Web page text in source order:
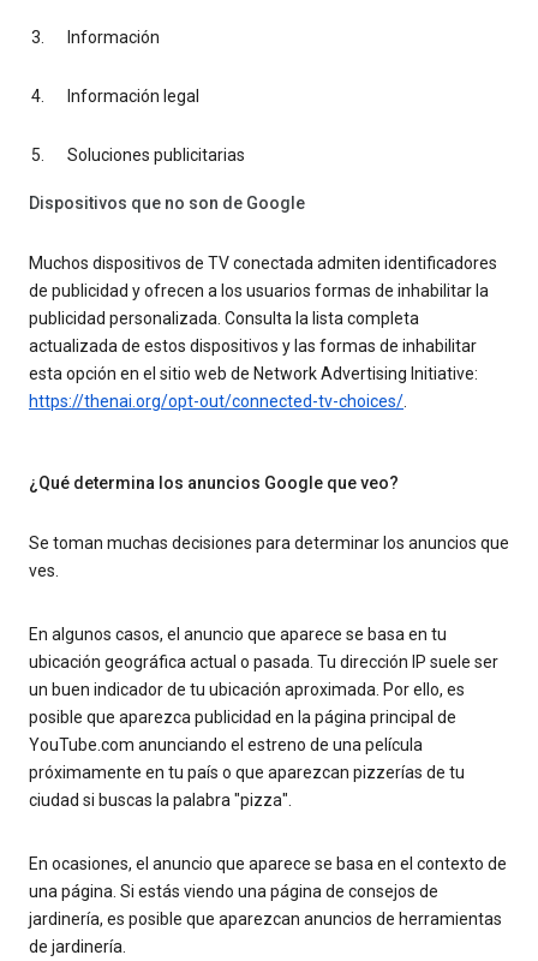
Información
Información legal
Soluciones publicitarias
Dispositivos que no son de Google
Muchos dispositivos de TV conectada admiten identificadores
de publicidad y ofrecen a los usuarios formas de inhabilitar la
publicidad personalizada. Consulta la lista completa
actualizada de estos dispositivos y las formas de inhabilitar
esta opción en el sitio web de Network Advertising Initiative:
https://thenai.org/opt-out/connected-tv-choices/.
¿Qué determina los anuncios Google que veo?
Se toman muchas decisiones para determinar los anuncios que
ves.
En algunos casos, el anuncio que aparece se basa en tu
ubicación geográfica actual o pasada. Tu dirección IP suele ser
un buen indicador de tu ubicación aproximada. Por ello, es
posible que aparezca publicidad en la página principal de
YouTube.com anunciando el estreno de una película
próximamente en tu país o que aparezcan pizzerías de tu
ciudad si buscas la palabra "pizza".
En ocasiones, el anuncio que aparece se basa en el contexto de
una página. Si estás viendo una página de consejos de
jardinería, es posible que aparezcan anuncios de herramientas
de jardinería.